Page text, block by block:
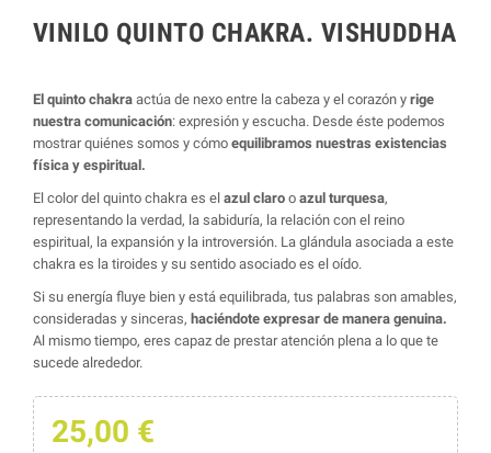
VINILO QUINTO CHAKRA. VISHUDDHA
El quinto chakra actúa de nexo entre la cabeza y el corazón y rige
nuestra comunicación: expresión y escucha. Desde éste podemos
mostrar quiénes somos y cómo equilibramos nuestras existencias
física y espiritual.
El color del quinto chakra es el azul claro o azul turquesa,
representando la verdad, la sabiduría, la relación con el reino
espiritual, la expansión y la introversión. La glándula asociada a este
chakra es la tiroides y su sentido asociado es el oído.
Si su energía fluye bien y está equilibrada, tus palabras son amables,
consideradas y sinceras, haciéndote expresar de manera genuina.
Al mismo tiempo, eres capaz de prestar atención plena a lo que te
sucede alrededor.
25,00 €